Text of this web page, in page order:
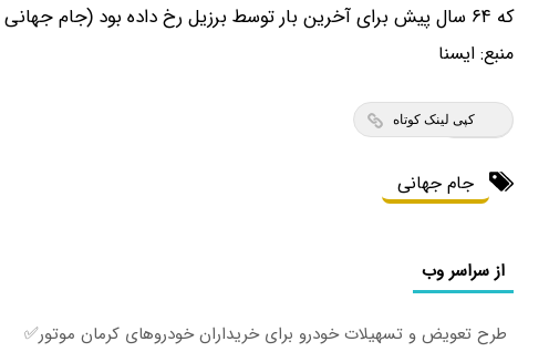
که ۶۴ سال پیش برای آخرین بار توسط برزیل رخ داده بود (جام جهانی ۱۹۵۸ و ۱۹۶۲).
منبع: ايسنا
کپی لینک کوتاه
جام جهانی
از سراسر وب
طرح تعویض و تسهیلات خودرو برای خریداران خودروهای کرمان موتور✅